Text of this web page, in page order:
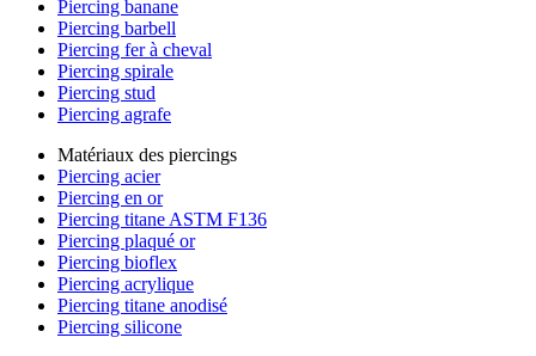
Piercing banane
Piercing barbell
Piercing fer à cheval
Piercing spirale
Piercing stud
Piercing agrafe
Matériaux des piercings
Piercing acier
Piercing en or
Piercing titane ASTM F136
Piercing plaqué or
Piercing bioflex
Piercing acrylique
Piercing titane anodisé
Piercing silicone